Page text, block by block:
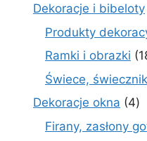
Dekoracje i bibeloty
Produkty
Ramki i obrazki
Świece,
Dekoracje okna 44
Firany, zasłony